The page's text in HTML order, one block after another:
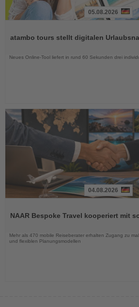
die
05.08.2026
atambo tours stellt digitalen
Neues Online-Tool liefert in rund 60 Sekunden drei
die
04.08.2026
NAAR Bespoke Travel kooperiert mit
Mehr als 470 mobile Reiseberater erhalten Zugang zu
und flexiblen Planungsmodellen